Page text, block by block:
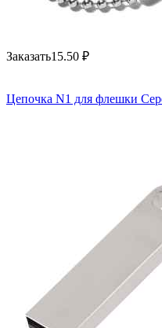
Заказать15.50 ₽
Цепочка N1 для флешки